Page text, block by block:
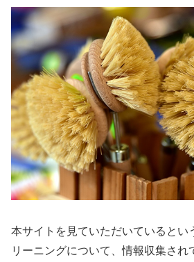
本サイトを見ていただいているとい
リーニングについて、情報収集され